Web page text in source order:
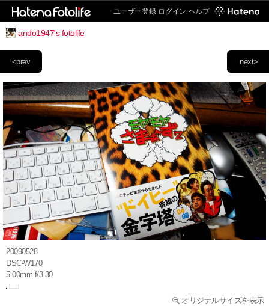
ユーザー登録 ログイン ヘルプ
ando1947's fotolife
next>
<prev
20090528
DSC-W170
5.00mm f/3.30
オリジナルサイズを表示